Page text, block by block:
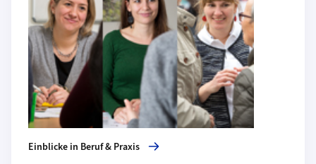
Einblicke in Beruf & Praxis